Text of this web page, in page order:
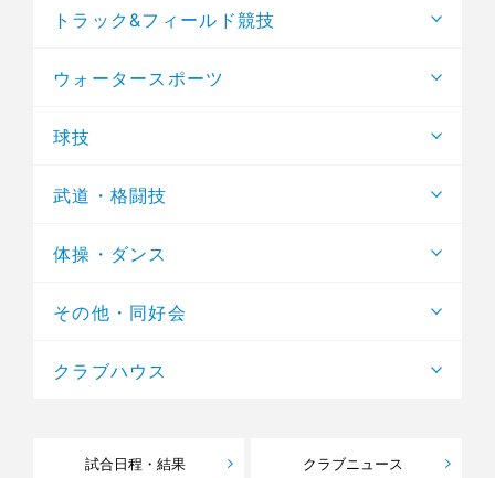
トラック&フィールド競技
ウォータースポーツ
球技
武道・格闘技
体操・ダンス
その他・同好会
クラブハウス
試合日程・結果 クラブニュース